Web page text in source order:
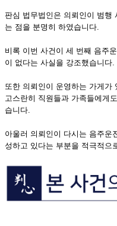
판심 법무법인은 의뢰인이 범행
는 점을 분명히 하였습니다.
비록 이번 사건이 세 번째 음주
이 없다는 사실을 강조했습니다.
또한 의뢰인이 운영하는 가게가
고스란히 직원들과 가족들에게
습니다.
아울러 의뢰인이 다시는 음주운
성하고 있다는 부분을 적극적으